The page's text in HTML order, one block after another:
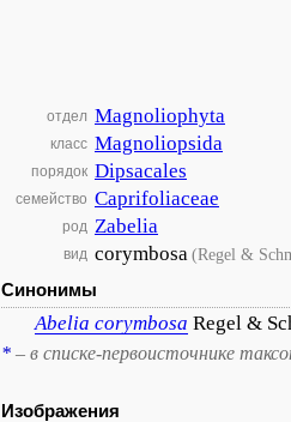
отдел Magnoliophyta
класс Magnoliopsida
порядок Dipsacales
семейство Caprifoliaceae
род Zabelia
вид corymbosa(Regel &
Синонимы
Abelia corymbosa Regel &
* – в списке-первоисточнике
Изображения